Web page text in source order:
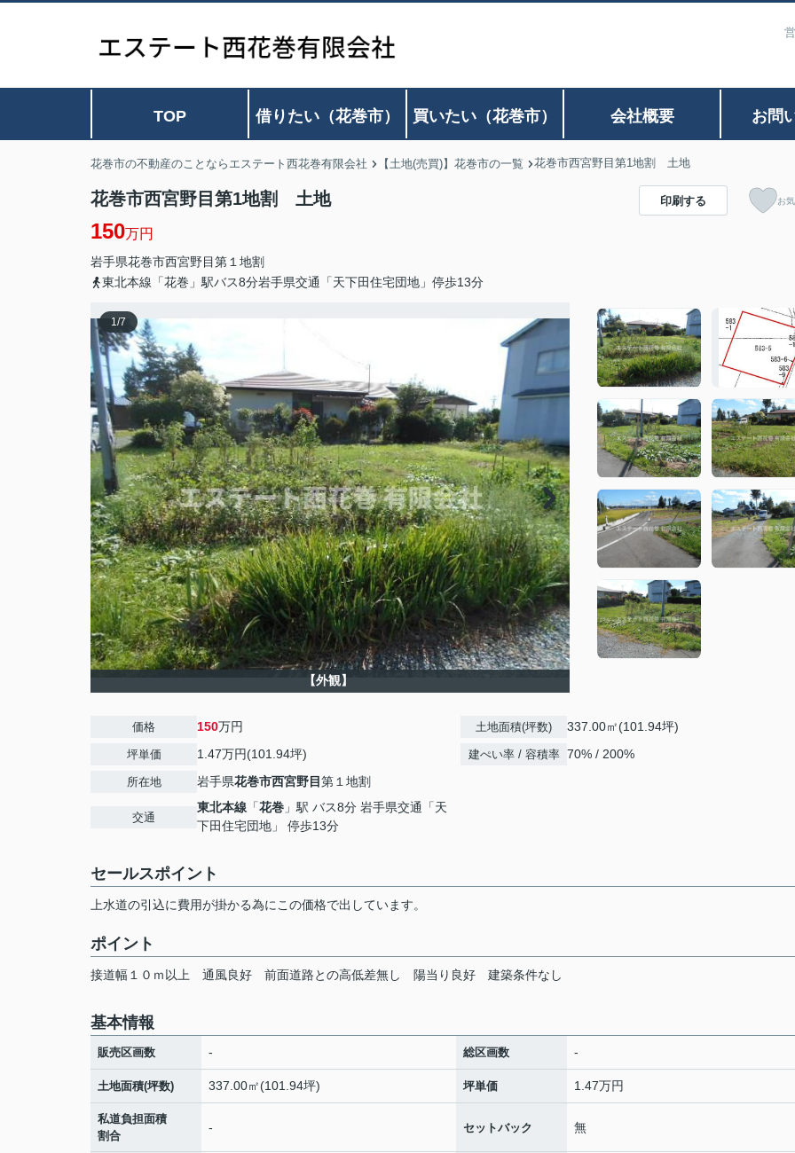
TOP 借りたい（花巻市） 買いたい（花巻市） 会社概要 お問
花巻市の不動産のことならエステート西花巻有限会社 【土地(売買)】花巻市の一覧 花巻市西宮野目第1地割 土地
花巻市西宮野目第1地割 土地
150万円
岩手県花巻市西宮野目第１地割
東北本線「花巻」駅バス8分岩手県交通「天下田住宅団地」停歩13分
印刷する お
1/7
【外観】
価格 150万円
坪単価 1.47万円(101.94坪)
所在地 岩手県花巻市西宮野目第１地割
交通
東北本線 「花巻 」駅 バス8分 岩手県交通「天
下田住宅団地」 停歩13分
土地面積(坪数) 337.00㎡(101.94坪)
建ぺい率 / 容積率 70% / 200%
セールスポイント
上水道の引込に費用が掛かる為にこの価格で出しています。
ポイント
接道幅１０ｍ以上 通風良好 前面道路との高低差無し 陽当り良好 建築条件なし
基本情報
販売区画数 - 総区画数 -
土地面積(坪数) 337.00㎡(101.94坪) 坪単価 1.47万円
私道負担面積
割合
- セットバック 無